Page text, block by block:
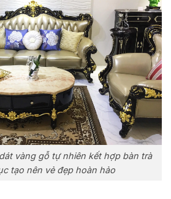
vàng gỗ tự nhiên kết hợp bàn trà
tạo nên vẻ đẹp hoàn hảo